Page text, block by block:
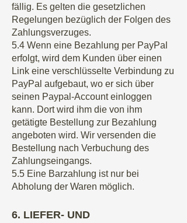
fällig. Es gelten die gesetzlichen
Regelungen bezüglich der Folgen des
Zahlungsverzuges.
5.4 Wenn eine Bezahlung per PayPal
erfolgt, wird dem Kunden über einen
Link eine verschlüsselte Verbindung zu
PayPal aufgebaut, wo er sich über
seinen Paypal-Account einloggen
kann. Dort wird ihm die von ihm
getätigte Bestellung zur Bezahlung
angeboten wird. Wir versenden die
Bestellung nach Verbuchung des
Zahlungseingangs.
5.5 Eine Barzahlung ist nur bei
Abholung der Waren möglich.
6. LIEFER- UND